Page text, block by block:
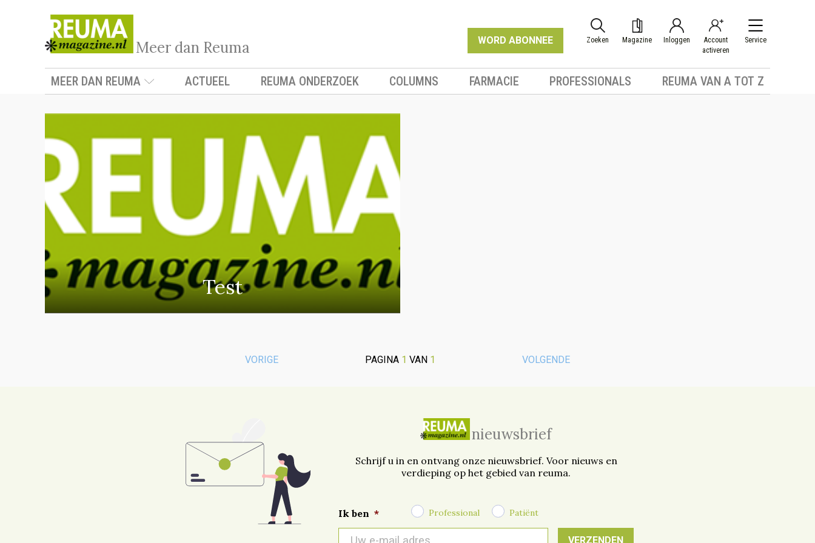
Meer dan Reuma WORD ABONNEE Zoeken Magazine Inloggen
Account
activeren
Service
MEER DAN REUMA ACTUEEL REUMA ONDERZOEK COLUMNS FARMACIE PROFESSIONALS REUMA VAN A TOT Z
Test
VORIGE PAGINA 1 VAN 1 VOLGENDE
nieuwsbrief
Schrijf u in en ontvang onze nieuwsbrief. Voor nieuws en
verdieping op het gebied van reuma.
Ik ben * Professional Patiënt